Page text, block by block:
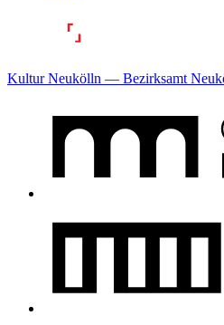
Kultur Neukölln — Bezirksamt